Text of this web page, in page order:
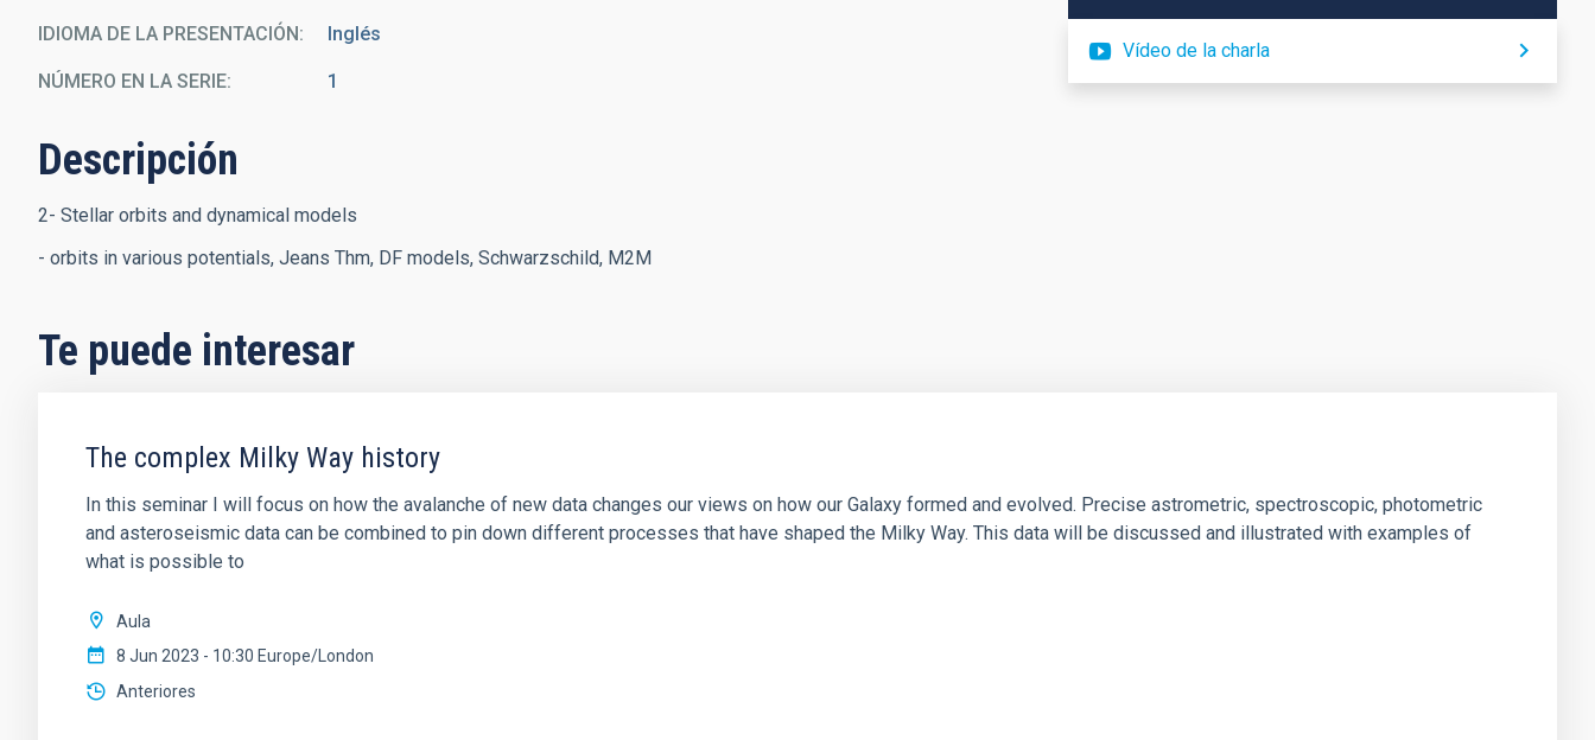
IDIOMA DE LA PRESENTACIÓN Inglés
NÚMERO EN LA SERIE 1
Descripción
2- Stellar orbits and dynamical models
- orbits in various potentials, Jeans Thm, DF models, Schwarzschild, M2M
Vídeo de la charla
Te puede interesar
The complex Milky Way history
In this seminar I will focus on how the avalanche of new data changes our views on how our Galaxy formed and evolved. Precise astrometric, spectroscopic, photometric
and asteroseismic data can be combined to pin down different processes that have shaped the Milky Way. This data will be discussed and illustrated with examples of
what is possible to
Aula
8 Jun 2023 - 10:30 Europe/London
Anteriores